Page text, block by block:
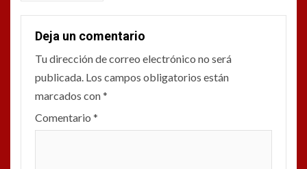
Deja un comentario
Tu dirección de correo electrónico no será
publicada. Los campos obligatorios están
marcados con*
Comentario *